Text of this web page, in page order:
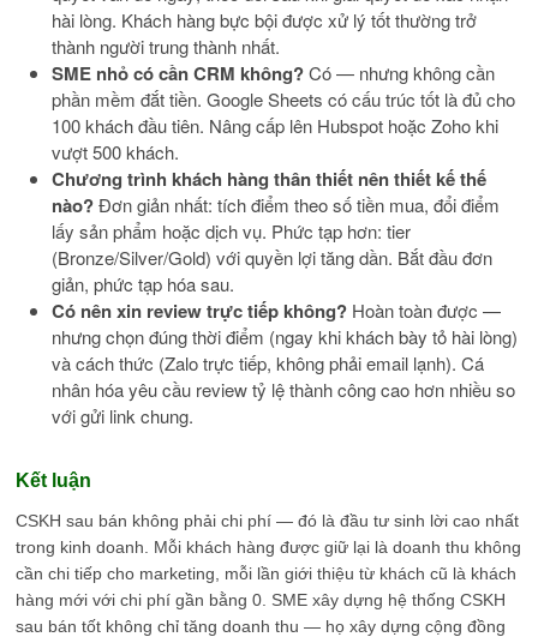
hài lòng. Khách hàng bực bội được xử lý tốt thường trở
thành người trung thành nhất.
SME nhỏ có cần CRM không?Có — nhưng không cần
phần mềm đắt tiền. Google Sheets có cấu trúc tốt là đủ cho
100 khách đầu tiên. Nâng cấp lên Hubspot hoặc Zoho khi
vượt 500 khách.
Chương trình khách hàng thân thiết nên thiết kế thế
nào?Đơn giản nhất: tích điểm theo số tiền mua, đổi điểm
lấy sản phẩm hoặc dịch vụ. Phức tạp hơn: tier
(Bronze/Silver/Gold) với quyền lợi tăng dần. Bắt đầu đơn
giản, phức tạp hóa sau.
Có nên xin review trực tiếp không? Hoàn toàn được —
nhưng chọn đúng thời điểm (ngay khi khách bày tỏ hài lòng)
và cách thức (Zalo trực tiếp, không phải email lạnh). Cá
nhân hóa yêu cầu review tỷ lệ thành công cao hơn nhiều so
với gửi link chung.
Kết luận
CSKH sau bán không phải chi phí — đó là đầu tư sinh lời cao nhất
trong kinh doanh. Mỗi khách hàng được giữ lại là doanh thu không
cần chi tiếp cho marketing, mỗi lần giới thiệu từ khách cũ là khách
hàng mới với chi phí gần bằng 0. SME xây dựng hệ thống CSKH
sau bán tốt không chỉ tăng doanh thu — họ xây dựng cộng đồng